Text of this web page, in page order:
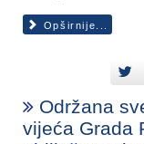
Opširnije...
Održana
vijeća Grada